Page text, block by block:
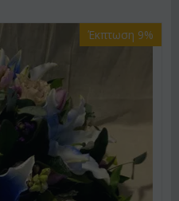
Έκπτωση 9%